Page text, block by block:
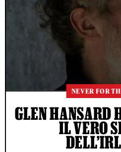
NEVER FOR
GLEN HANSARD
IL VERO